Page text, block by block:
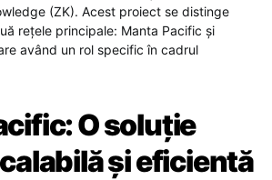
(ZK). Acest proiect se distinge
rețele principale: Manta Pacific și
având un rol specific în cadrul
O soluție
și eficientă